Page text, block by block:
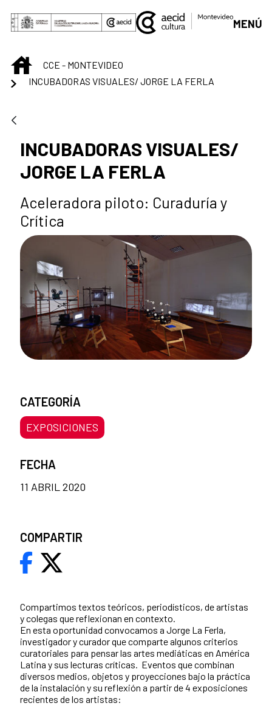
Saltar al contenido principal
MENÚ
INICIOCCE - MONTEVIDEO
INCUBADORAS VISUALES/ JORGE LA FERLA
INCUBADORAS VISUALES/
JORGE LA FERLA
Aceleradora piloto: Curaduría y
Crítica
Compartimos textos teóricos, periodísticos, de artistas
y colegas que reflexionan en contexto.
En esta oportunidad convocamos a Jorge La Ferla,
investigador y curador que comparte algunos criterios
curatoriales para pensar las artes mediáticas en América
Latina y sus lecturas críticas. Eventos que combinan
diversos medios, objetos y proyecciones bajo la práctica
de la instalación y su reflexión a partir de 4 exposiciones
recientes de los artistas:
CATEGORÍA
EXPOSICIONES
FECHA
11 ABRIL 2020
COMPARTIR